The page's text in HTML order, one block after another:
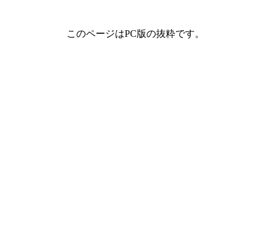
このページはPC版の抜粋です。